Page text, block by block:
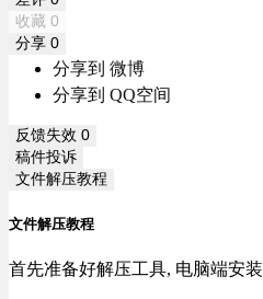
收藏 0
分享 0
分享到 微博
分享到 QQ空间
反馈失效 0
稿件投诉
文件解压教程
文件解压教程
首先准备好解压工具, 电脑端安装